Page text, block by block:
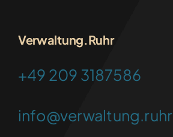
Verwaltung.Ruhr
+49 209 3187586
info@verwaltung.ruhr